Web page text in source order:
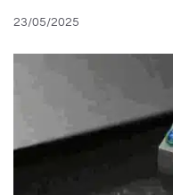
23/05/2025